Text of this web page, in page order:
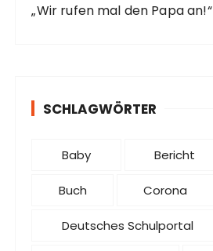
„Wir rufen mal den Papa an!“
SCHLAGWÖRTER
Baby Bericht
Buch Corona
Deutsches Schulportal